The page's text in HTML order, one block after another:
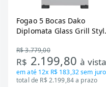
Fogao 5 Bocas Dako
Diplomata Glass Grill
R$ 3.779,00
R$ 2.199,80à
em até 12x R$ 183,32sem
total de R$ 2.199,84 a prazo